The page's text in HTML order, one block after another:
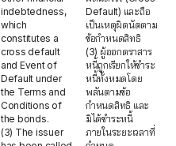
indebtedness,
which
constitutes a
cross default
and Event of
Default under
the Terms and
Conditions of
the bonds.
(3) The issuer
Default) และถือ
เป็นเหตุผิดนัดตาม
ข้อกำหนดสิทธิ
(3) ผู้ออกตราสาร
หนี้ถูกเรียกให้ชำระ
หนี้ทั้งหมดโดย
พลันตามข้อ
กำหนดสิทธิ และ
มิได้ชำระหนี้
ภายในระยะเวลาที่